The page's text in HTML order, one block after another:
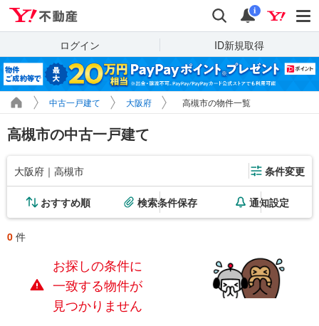
検索 通知
i
ログイン ID新規取得
中古一戸建て 大阪府 高槻市の物件一覧
高槻市の中古一戸建て
大阪府｜高槻市 条件変更
おすすめ順 検索条件保存 通知設定
0 件
お探しの条件に
一致する物件が
見つかりません